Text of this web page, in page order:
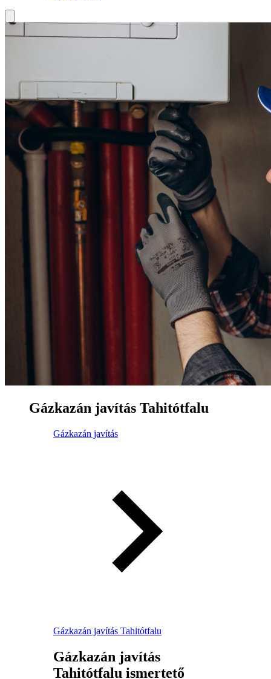
Gázkazán javítás Tahitótfalu
Gázkazán javítás
Gázkazán javítás Tahitótfalu
Gázkazán javítás
Tahitótfalu ismertető